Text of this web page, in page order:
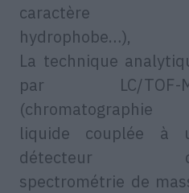
caractère
hydrophobe…),
La technique
par LC/TOF-
(chromatographie
liquide couplée à
détecteur
spectrométrie de